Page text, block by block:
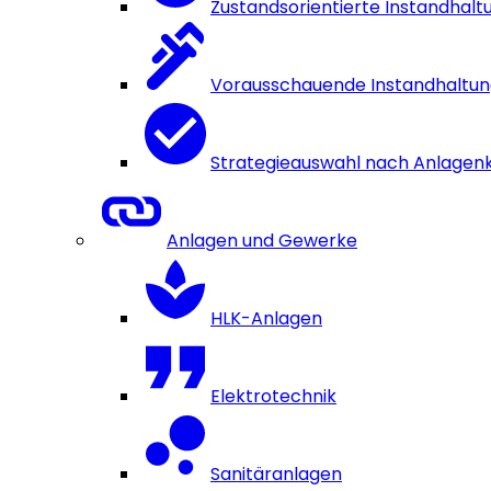
Zustandsorientierte
Vorausschauende
Strategieauswahl nach
Anlagen und Gewerke
HLK-Anlagen
Elektrotechnik
Sanitäranlagen